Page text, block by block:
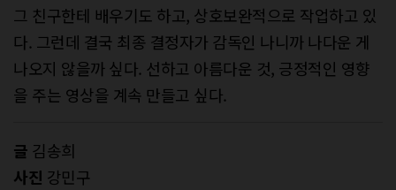
그 친구한테 배우기도 하고, 상호보완적으로 작업하고 있
다. 그런데 결국 최종 결정자가 감독인 나니까 나다운 게
나오지 않을까 싶다. 선하고 아름다운 것, 긍정적인 영향
을 주는 영상을 계속 만들고 싶다.
글 김송희
사진 강민구